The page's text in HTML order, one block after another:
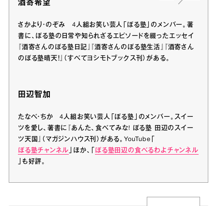
酒寄希望
さかより・のぞみ 4人組お笑い芸人「ぼる塾」のメンバー。著
書に、ぼる塾の日常や知られざるエピソードを綴ったエッセイ
『酒寄さんのぼる塾日記』『酒寄さんのぼる塾生活』『酒寄さん
のぼる塾晴天！』（すべてヨシモトブックス刊）がある。
田辺智加
たなべ・ちか 4人組お笑い芸人「ぼる塾」のメンバー。スイー
ツを愛し、著書に『あんた、食べてみな! ぼる塾 田辺のスイー
ツ天国』（マガジンハウス刊）がある。YouTube「
ぼる塾チャンネル
」ほか、「 ぼる塾田辺の食べるわよチャンネル
」も好評。